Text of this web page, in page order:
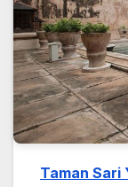
Taman Sari